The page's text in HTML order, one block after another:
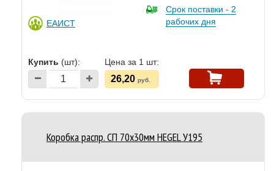
ЕАИСТ
Срок поставки - 2
рабочих дня
Купить (шт): Цена за 1 шт:
26,20 руб.
Коробка распр. СП 70х30мм HEGEL У195